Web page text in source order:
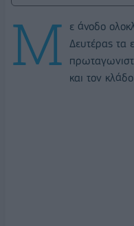
Μ
ε άνοδο
Δευτέρας τα
και τον